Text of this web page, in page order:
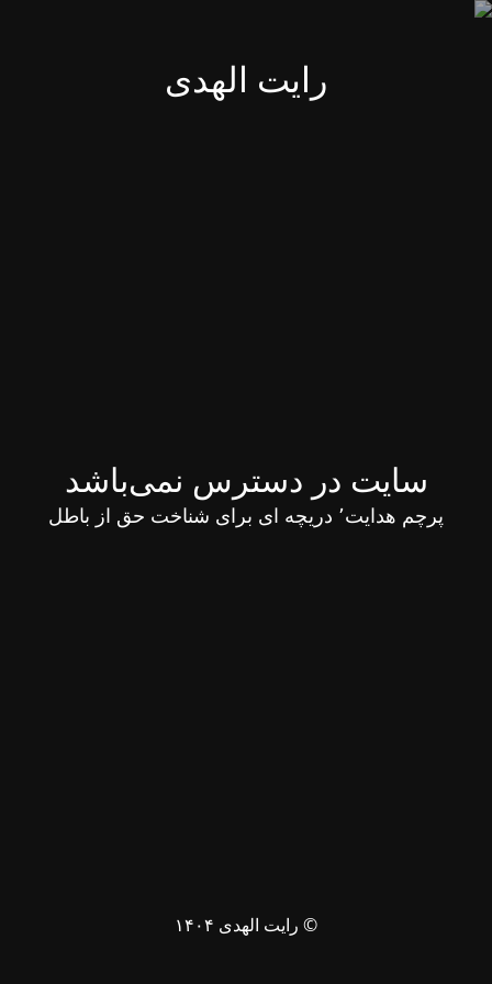
رایت الهدی
سایت در دسترس نمی‌باشد
پرچم هدایت٬ دریچه ای برای شناخت حق از باطل
© رایت الهدی ۱۴۰۴